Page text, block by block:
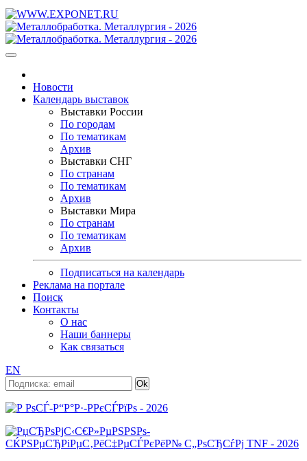
Новости
Календарь выставок
Выставки России
По городам
По тематикам
Архив
Выставки СНГ
По странам
По тематикам
Архив
Выставки Мира
По странам
По тематикам
Архив
Подписаться на календарь
Реклама на портале
Поиск
Контакты
О нас
Наши баннеры
Как связаться
EN